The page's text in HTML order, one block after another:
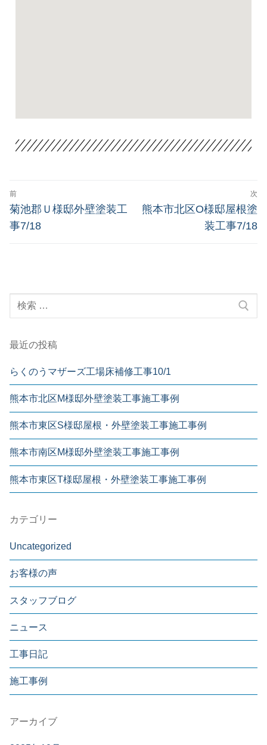
前
菊池郡Ｕ様邸外壁塗装工
事7/18
次
熊本市北区O様邸屋根塗
装工事7/18
最近の投稿
らくのうマザーズ工場床補修工事10/1
熊本市北区M様邸外壁塗装工事施工事例
熊本市東区S様邸屋根・外壁塗装工事施工事例
熊本市南区M様邸外壁塗装工事施工事例
熊本市東区T様邸屋根・外壁塗装工事施工事例
カテゴリー
Uncategorized
お客様の声
スタッフブログ
ニュース
工事日記
施工事例
アーカイブ